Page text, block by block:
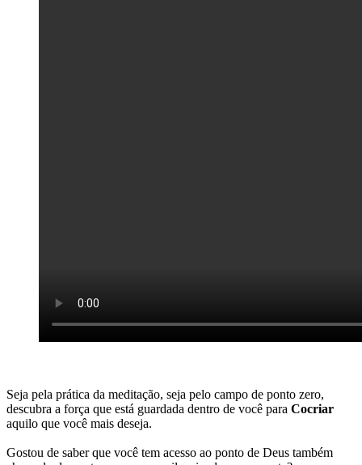
Seja pela prática da meditação, seja pelo campo de ponto zero,
descubra a força que está guardada dentro de você para Cocriar
aquilo que você mais deseja.
Gostou de saber que você tem acesso ao ponto de Deus também